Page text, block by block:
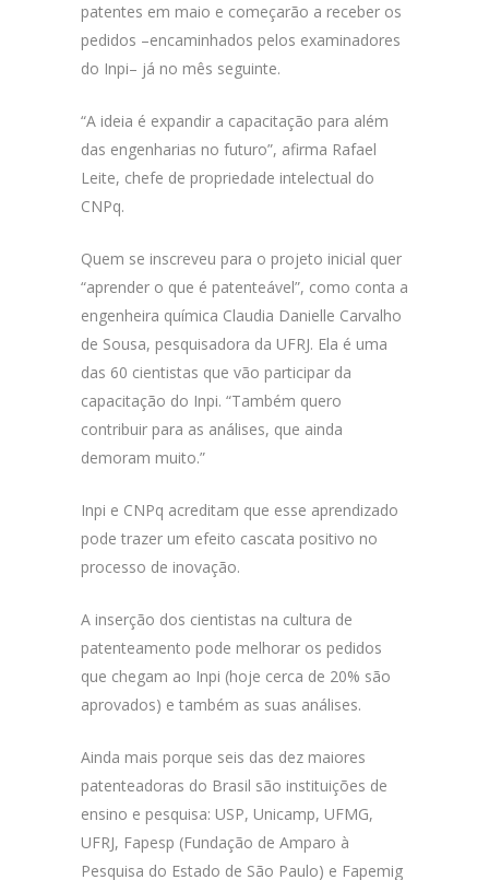
patentes em maio e começarão a receber os
pedidos –encaminhados pelos examinadores
do Inpi– já no mês seguinte.
“A ideia é expandir a capacitação para além
das engenharias no futuro”, afirma Rafael
Leite, chefe de propriedade intelectual do
CNPq.
Quem se inscreveu para o projeto inicial quer
“aprender o que é patenteável”, como conta a
engenheira química Claudia Danielle Carvalho
de Sousa, pesquisadora da UFRJ. Ela é uma
das 60 cientistas que vão participar da
capacitação do Inpi. “Também quero
contribuir para as análises, que ainda
demoram muito.”
Inpi e CNPq acreditam que esse aprendizado
pode trazer um efeito cascata positivo no
processo de inovação.
A inserção dos cientistas na cultura de
patenteamento pode melhorar os pedidos
que chegam ao Inpi (hoje cerca de 20% são
aprovados) e também as suas análises.
Ainda mais porque seis das dez maiores
patenteadoras do Brasil são instituições de
ensino e pesquisa: USP, Unicamp, UFMG,
UFRJ, Fapesp (Fundação de Amparo à
Pesquisa do Estado de São Paulo) e Fapemig